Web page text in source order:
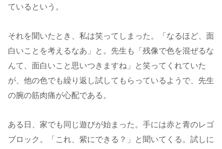
ているという。
それを聞いたとき、私は笑ってしまった。「なるほど、面
白いことを考えるなあ」と。先生も「残像で色を混ぜるな
んて、面白いこと思いつきますね」と笑ってくれていた
が、他の色でも繰り返し試してもらっているようで、先生
の腕の筋肉痛が心配である。
ある日、家でも同じ遊びが始まった。手には赤と青のレゴ
ブロック。「これ、紫にできる？」と聞いてくる。試しに